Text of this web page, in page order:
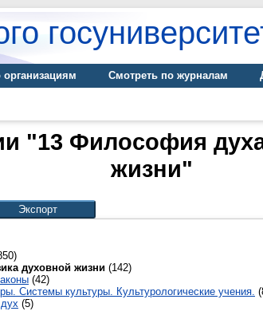
Смотреть по журналам
"13 Философия
жизни"
духовной жизни (142)
(42)
Системы культуры. Культурологические учения.
(5)